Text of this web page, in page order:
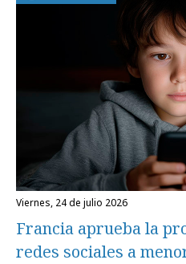
viernes, 24 de julio 2026
Francia aprueba la
redes sociales a